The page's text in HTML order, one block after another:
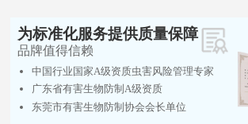
为标准化服务提供质量保障
品牌值得信赖
中国行业国家A级资质虫害风险管理专家
广东省有害生物防制A级资质
东莞市有害生物防制协会会长单位